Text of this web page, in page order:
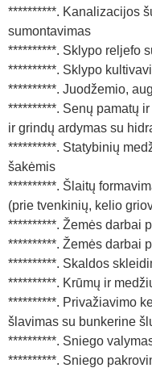
**********. Kanalizacijos
sumontavimas
**********. Sklypo reljefo
**********. Sklypo
**********. Juodžemio,
**********. Senų pamatų
ir grindų ardymas su
**********. Statybinių
šakėmis
**********. Šlaitų
(prie tvenkinių, kelio
**********. Žemės darbai
**********. Žemės darbai
**********. Skaldos
**********. Krūmų ir
**********. Privažiavimo
šlavimas su bunkerine
**********. Sniego
**********. Sniego